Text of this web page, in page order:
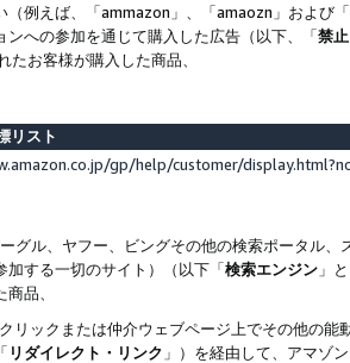
（例えば、「ammazon」、「amaozn」および
ンへの参加を通じて購入した広告（以下、「禁
たお客様が購入した商品、
リスト
gp/help/customer/
グル、ヤフー、ビングその他の検索ポータル
加する一切のサイト）（以下「検索エンジン 」
品、
リックまたは仲介ウェブページ上でその他の
リダイレクト・リンク 」）を経由して、アマゾ